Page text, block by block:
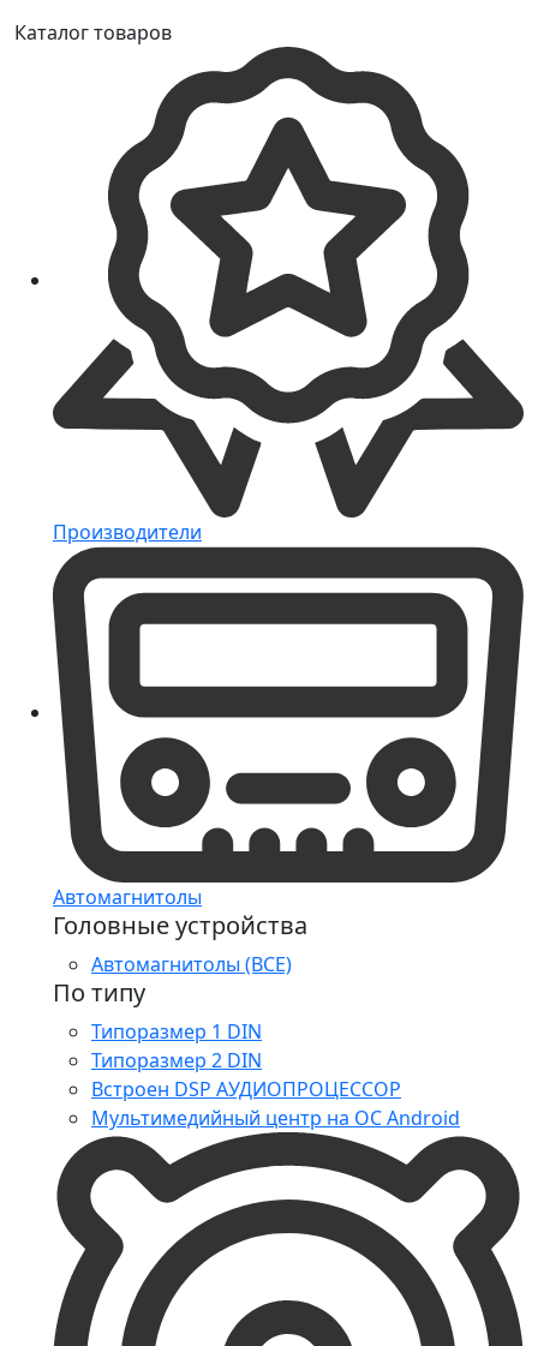
Каталог товаров
Производители
Автомагнитолы
Головные устройства
Автомагнитолы (ВСЕ)
По типу
Типоразмер 1 DIN
Типоразмер 2 DIN
Встроен DSP АУДИОПРОЦЕССОР
Мультимедийный центр на ОС Android